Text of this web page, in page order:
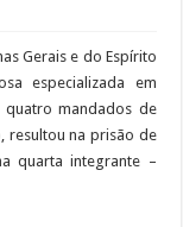
Gerais e do Espírito
especializada em
quatro mandados de
resultou na prisão de
quarta integrante –